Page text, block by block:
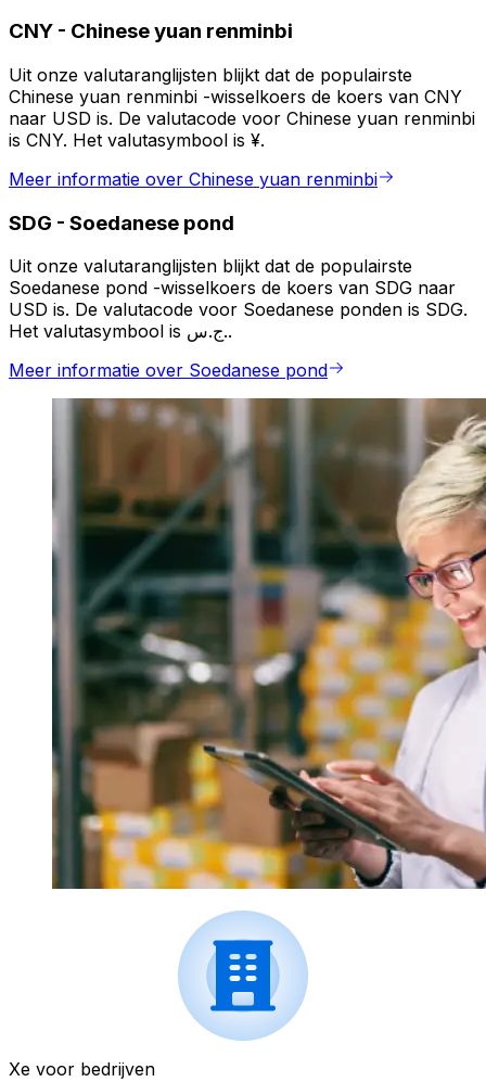
CNY - Chinese yuan renminbi
Uit onze valutaranglijsten blijkt dat de populairste
Chinese yuan renminbi -wisselkoers de koers van CNY
naar USD is. De valutacode voor Chinese yuan renminbi
is CNY. Het valutasymbool is ¥.
Meer informatie over Chinese yuan renminbi
SDG - Soedanese pond
Uit onze valutaranglijsten blijkt dat de populairste
Soedanese pond -wisselkoers de koers van SDG naar
USD is. De valutacode voor Soedanese ponden is SDG.
Het valutasymbool is ج.س..
Meer informatie over Soedanese pond
Xe voor bedrijven